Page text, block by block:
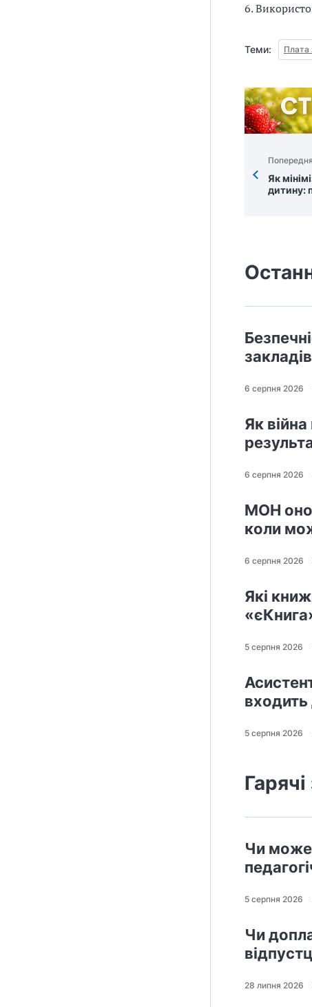
6.
Теми: Плата
Як
дитину:
6 серпня 2026
Як
6 серпня 2026
МОН
коли
6 серпня 2026
Які
5 серпня 2026
входить
5 серпня 2026
Чи може
5 серпня 2026
Чи
28 липня 2026